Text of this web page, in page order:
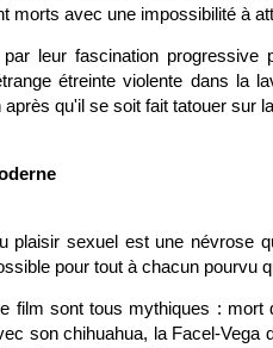
morts avec une impossibilité à
leur fascination
étreinte violente dans la
qu'il se soit fait tatouer sur
plaisir sexuel est une névrose
pour tout à chacun pourvu
film sont tous mythiques :
son chihuahua, la Facel-Vega